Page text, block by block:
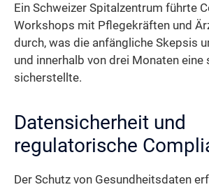
Ein Schweizer Spitalzentrum führte
Workshops mit Pflegekräften und
durch, was die anfängliche Skepsis
und innerhalb von drei Monaten eine
sicherstellte.
Datensicherheit und
regulatorische
Der Schutz von Gesundheitsdaten